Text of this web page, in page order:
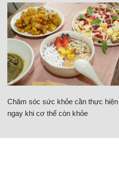
Chăm sóc sức khỏe cần thực hiện
ngay khi cơ thể còn khỏe